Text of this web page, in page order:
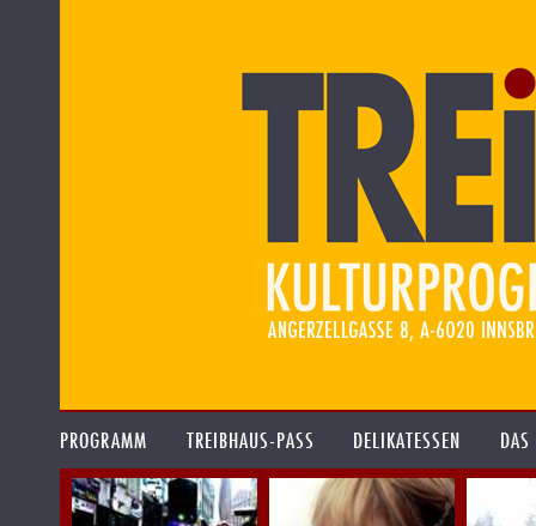
PROGRAMM TREIBHAUS-PASS DELIKATESSEN